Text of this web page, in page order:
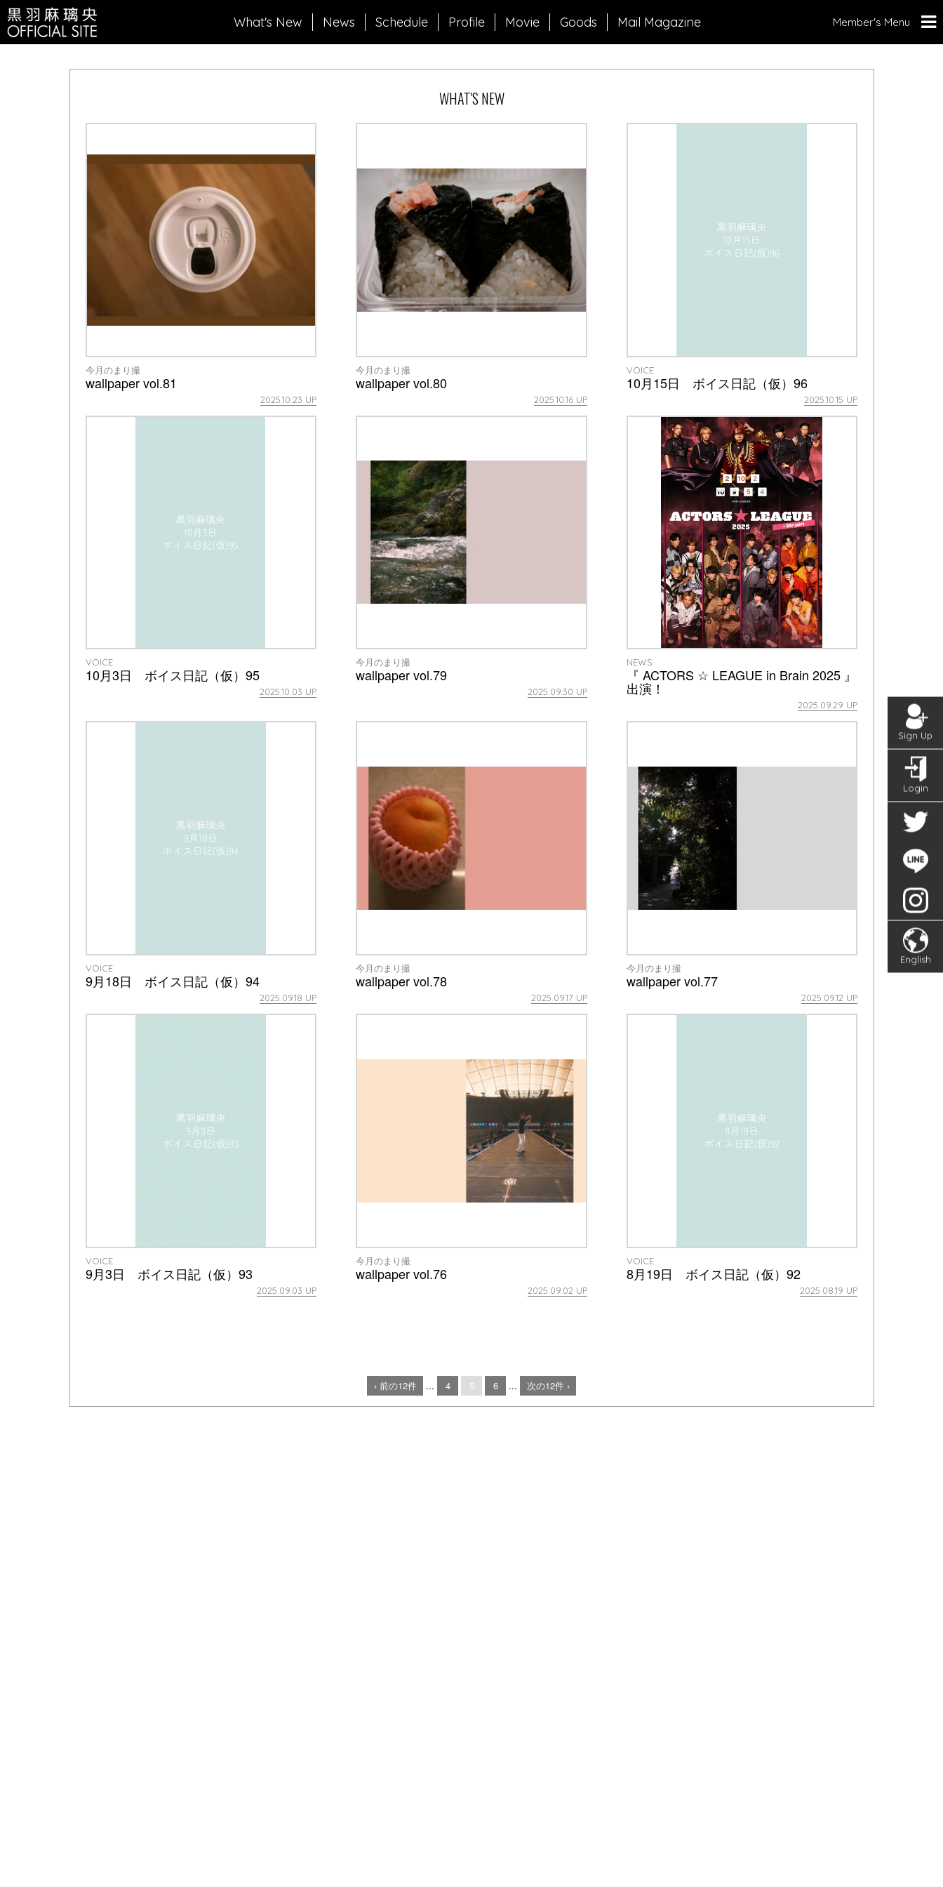
What's New News Schedule Profile Movie Goods Mail Magazine Member's Menu
Sign Up
Login
English
WHAT'S NEW
今月のまり撮
wallpaper vol.81
2025.10.23 UP
今月のまり撮
wallpaper vol.80
2025.10.16 UP
VOICE
10月15日 ボイス日記（仮）96
2025.10.15 UP
VOICE
10月3日 ボイス日記（仮）95
2025.10.03 UP
今月のまり撮
wallpaper vol.79
2025.09.30 UP
NEWS
『 ACTORS ☆ LEAGUE in Brain 2025 』
出演！
2025.09.29 UP
VOICE
9月18日 ボイス日記（仮）94
2025.09.18 UP
今月のまり撮
wallpaper vol.78
2025.09.17 UP
今月のまり撮
wallpaper vol.77
2025.09.12 UP
VOICE
9月3日 ボイス日記（仮）93
2025.09.03 UP
今月のまり撮
wallpaper vol.76
2025.09.02 UP
VOICE
8月19日 ボイス日記（仮）92
2025.08.19 UP
‹ 前の12件 ... 4 5 6 ... 次の12件 ›